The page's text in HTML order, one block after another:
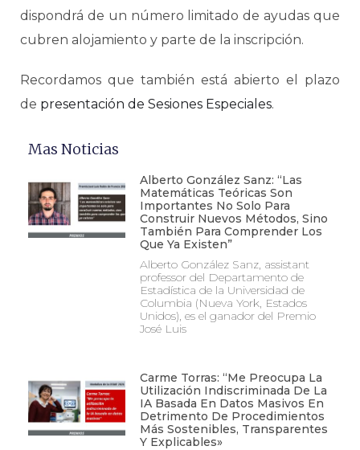
dispondrá de un número limitado de ayudas que
cubren alojamiento y parte de la inscripción.
Recordamos que también está abierto el plazo
de presentación de Sesiones Especiales.
Mas Noticias
Alberto González Sanz: “Las
Matemáticas Teóricas Son
Importantes No Solo Para
Construir Nuevos Métodos, Sino
También Para Comprender Los
Que Ya Existen”
Alberto González Sanz, assistant
professor del Departamento de
Estadística de la Universidad de
Columbia (Nueva York, Estados
Unidos), es el ganador del Premio
José Luis
Carme Torras: “Me Preocupa La
Utilización Indiscriminada De La
IA Basada En Datos Masivos En
Detrimento De Procedimientos
Más Sostenibles, Transparentes
Y Explicables»